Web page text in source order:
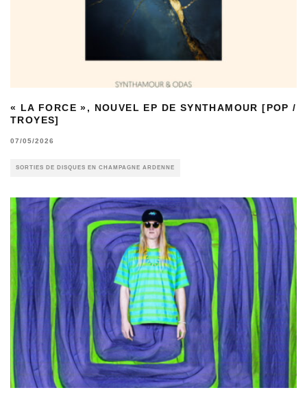
« LA FORCE », NOUVEL EP DE SYNTHAMOUR [POP /
TROYES]
07/05/2026
SORTIES DE DISQUES EN CHAMPAGNE ARDENNE